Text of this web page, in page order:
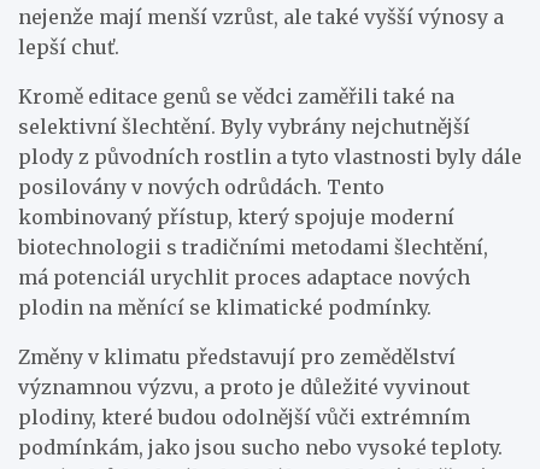
nejenže mají menší vzrůst, ale také vyšší výnosy a
lepší chuť.
Kromě editace genů se vědci zaměřili také na
selektivní šlechtění. Byly vybrány nejchutnější
plody z původních rostlin a tyto vlastnosti byly dále
posilovány v nových odrůdách. Tento
kombinovaný přístup, který spojuje moderní
biotechnologii s tradičními metodami šlechtění,
má potenciál urychlit proces adaptace nových
plodin na měnící se klimatické podmínky.
Změny v klimatu představují pro zemědělství
významnou výzvu, a proto je důležité vyvinout
plodiny, které budou odolnější vůči extrémním
podmínkám, jako jsou sucho nebo vysoké teploty.